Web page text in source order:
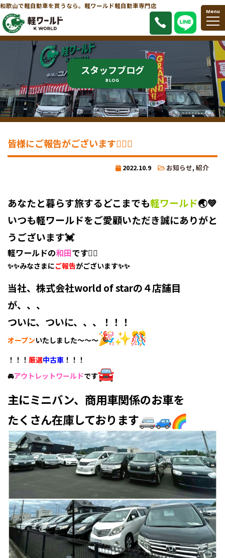
和歌山で軽自動車を買うなら。軽ワールド軽自動車専門店
Menu
スタッフブログ
BLOG
皆様にご報告がございます🙇‍♀️✨
2022.10.9 お知らせ, 紹介
あなたと暮らす旅するどこまでも軽ワールド🌏💚
いつも軽ワールドをご愛顧いただき誠にありがと
うございます💓
軽ワールドの和田です🙋‍♀️
✨✨みなさまにご報告がございます✨✨
当社、株式会社world of starの４店舗目
が、、、
ついに、ついに、、、！！！
オープンいたしました～～～
！！！ 厳選中古車 ！！！
🚘アウトレットワールドです
主にミニバン、商用車関係のお車を
たくさん在庫しております